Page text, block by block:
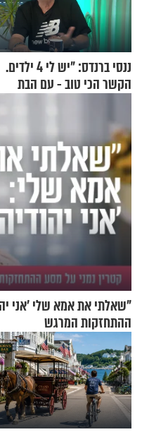
ננסי ברנדס: "יש לי 4 ילדים.
הקשר הכי טוב - עם הבת
"שאלתי את אמא שלי 'אני
ההתחזקות המרגש